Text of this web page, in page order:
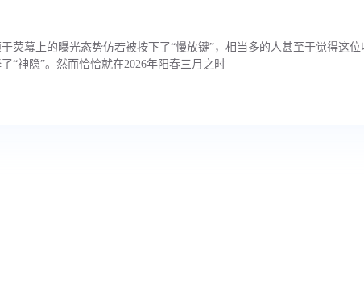
荧幕上的曝光态势仿若被按下了“慢放键”，相当多的人甚至于觉得这位
“神隐”。然而恰恰就在2026年阳春三月之时